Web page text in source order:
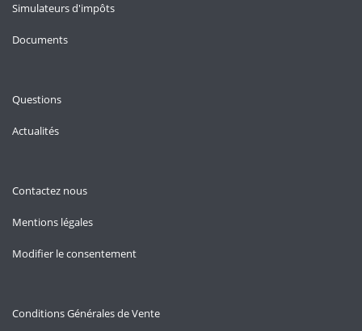
Simulateurs d'impôts
Documents
Questions
Actualités
Contactez nous
Mentions légales
Modifier le consentement
Conditions Générales de Vente